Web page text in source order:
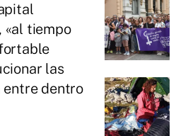
«al tiempo
las
entre dentro